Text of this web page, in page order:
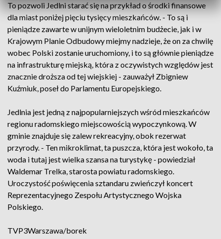
To pozwoli Jedlni starać się na przykład o środki finansowe
dla miast poniżej pięciu tysięcy mieszkańców. - To są i
pieniądze zawarte w unijnym wieloletnim budżecie, jak i w
Krajowym Planie Odbudowy miejmy nadzieje, że on za chwilę
wobec Polski zostanie uruchomiony, i to są głównie pieniądze
na infrastrukturę miejską, która z oczywistych względów jest
znacznie droższa od tej wiejskiej - zauważył Zbigniew
Kuźmiuk, poseł do Parlamentu Europejskiego.
Jedlnia jest jedną z najpopularniejszych wśród mieszkańców
regionu radomskiego miejscowością wypoczynkową. W
gminie znajduje się zalew rekreacyjny, obok rezerwat
przyrody. - Ten mikroklimat, ta puszcza, która jest wokoło, ta
woda i tutaj jest wielka szansa na turystykę - powiedział
Waldemar Trelka, starosta powiatu radomskiego.
Uroczystość poświęcenia sztandaru zwieńczył koncert
Reprezentacyjnego Zespołu Artystycznego Wojska
Polskiego.
TVP3Warszawa/borek